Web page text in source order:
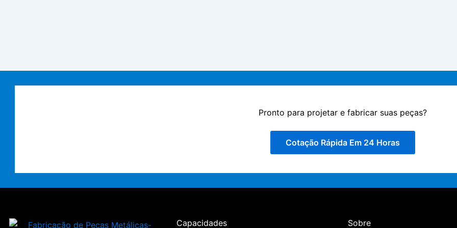
Pronto para projetar e fabricar suas peças?
Cotação Rápida Em 24 Horas
Capacidades Sobre